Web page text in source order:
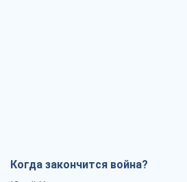
Когда закончится война?